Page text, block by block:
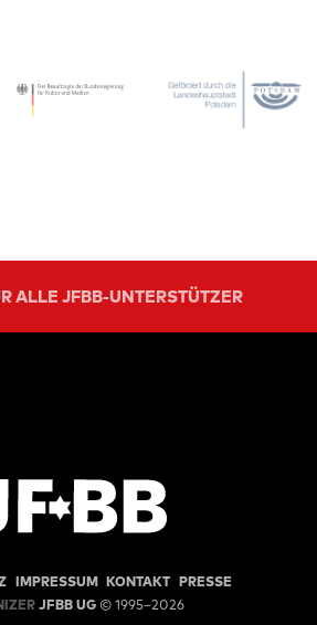
ALLE JFBB-UNTERSTÜTZER
IMPRESSUM KONTAKT PRESSE
JFBB UG © 1995–2026